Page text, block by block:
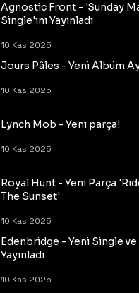
Agnostic Front - 'Sunday
Single'ını Yayınladı
10 Kas 2025
Jours Pâles - Yeni Albüm
10 Kas 2025
Lynch Mob - Yeni parça!
10 Kas 2025
Royal Hunt - Yeni Parça
The Sunset'
10 Kas 2025
Edenbridge - Yeni Single
Yayınladı
10 Kas 2025